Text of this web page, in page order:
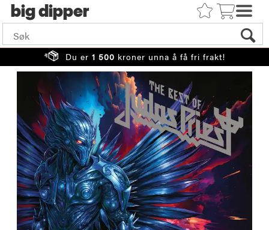
big
Du er 1 500 kroner unna å få fri frakt!